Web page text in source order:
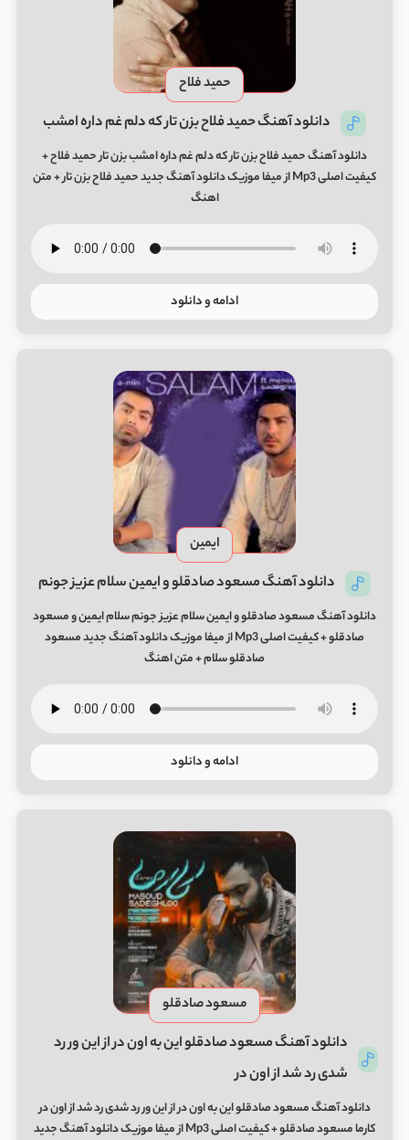
حمید فلاح
دانلود آهنگ حمید فلاح بزن تار که دلم غم داره امشب
دانلود آهنگ حمید فلاح بزن تار که دلم غم داره امشب بزن تار حمید فلاح +
کیفیت اصلی Mp3 از میفا موزیک دانلود آهنگ جدید حمید فلاح بزن تار + متن
اهنگ
ادامه و دانلود
ایمین
دانلود آهنگ مسعود صادقلو و ایمین سلام عزیز جونم
دانلود آهنگ مسعود صادقلو و ایمین سلام عزیز جونم سلام ایمین و مسعود
صادقلو + کیفیت اصلی Mp3 از میفا موزیک دانلود آهنگ جدید مسعود
صادقلو سلام + متن اهنگ
ادامه و دانلود
مسعود صادقلو
دانلود آهنگ مسعود صادقلو این به اون در از این ور رد
شدی رد شد از اون در
دانلود آهنگ مسعود صادقلو این به اون در از این ور رد شدی رد شد از اون در
کارما مسعود صادقلو + کیفیت اصلی Mp3 از میفا موزیک دانلود آهنگ جدید